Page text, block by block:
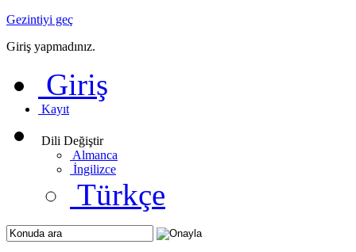
Gezintiyi geç
Giriş yapmadınız.
Giriş
Kayıt
Dili Değiştir
Almanca
İngilizce
Türkçe